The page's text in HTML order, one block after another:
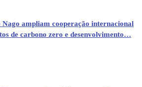
ampliam cooperação internacional
de carbono zero e desenvolvimento…